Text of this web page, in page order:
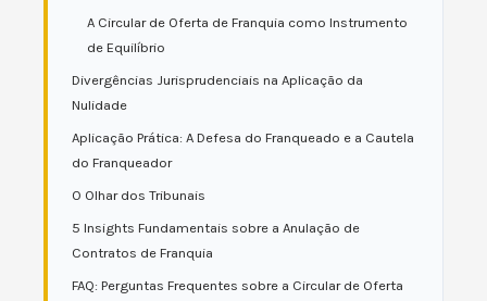
A Circular de Oferta de Franquia como Instrumento
de Equilíbrio
Divergências Jurisprudenciais na Aplicação da
Nulidade
Aplicação Prática: A Defesa do Franqueado e a Cautela
do Franqueador
O Olhar dos Tribunais
5 Insights Fundamentais sobre a Anulação de
Contratos de Franquia
FAQ: Perguntas Frequentes sobre a Circular de Oferta